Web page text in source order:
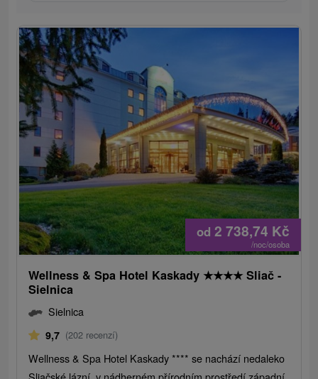
od 2 738,74 Kč
/noc/osoba
Wellness & Spa Hotel Kaskady ★★★★ Sliač -
Sielnica
Sielnica
9,7 (202 recenzí)
Wellness & Spa Hotel Kaskady **** se nachází nedaleko